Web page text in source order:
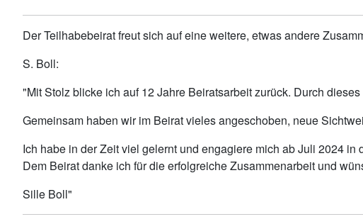
Der Teilhabebeirat freut sich auf eine weitere, etwas andere
S. Boll:
"Mit Stolz blicke ich auf 12 Jahre Beiratsarbeit zurück. Durch
Gemeinsam haben wir im Beirat vieles angeschoben, neue
Ich habe in der Zeit viel gelernt und engagiere mich ab Juli 2024
Dem Beirat danke ich für die erfolgreiche Zusammenarbeit und
Sille Boll"